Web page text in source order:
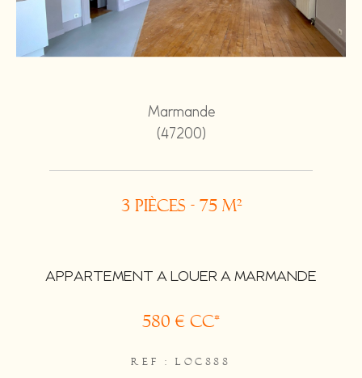
Marmande
(47200)
3 pièces - 75 m²
APPARTEMENT A LOUER A MARMANDE
580 € CC*
REF : LOC888